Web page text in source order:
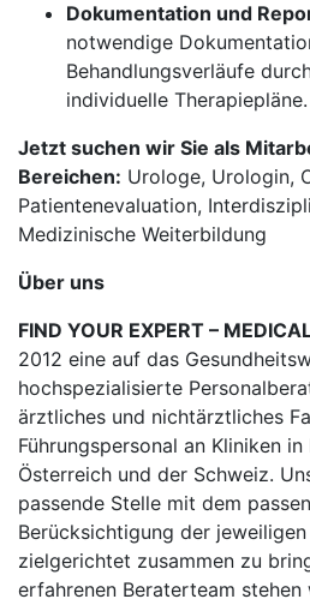
Dokumentation und
notwendige
Behandlungsverläufe
individuelle Therapiepläne.
Jetzt suchen wir Sie als
Bereichen: Urologe, Urologin,
Patientenevaluation,
Medizinische Weiterbildung
Über uns
FIND YOUR EXPERT –
2012 eine auf das
hochspezialisierte
ärztliches und nichtärztliches
Führungspersonal an Kliniken
Österreich und der Schweiz.
passende Stelle mit dem
Berücksichtigung der
zielgerichtet zusammen zu
erfahrenen Beraterteam